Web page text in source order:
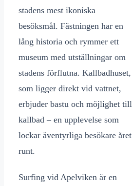
stadens mest ikoniska
besöksmål. Fästningen har en
lång historia och rymmer ett
museum med utställningar om
stadens förflutna. Kallbadhuset,
som ligger direkt vid vattnet,
erbjuder bastu och möjlighet till
kallbad – en upplevelse som
lockar äventyrliga besökare året
runt.
Surfing vid Apelviken är en